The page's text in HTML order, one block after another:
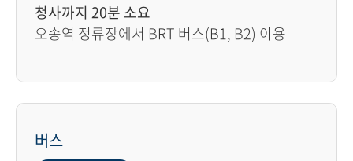
청사까지 20분 소요
오송역 정류장에서 BRT 버스(B1, B2) 이용
버스